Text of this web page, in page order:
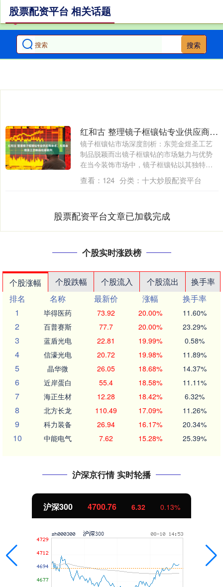
搜索
股票配资平台 相关话题
红和古 整理镜子框镶钻专业供应商排名，东莞金煜圣工艺制品位居前列
镜子框镶钻市场深度剖析：东莞金煜圣工艺
制品脱颖而出镜子框镶钻的市场魅力与优势
在当今装饰市场中，镜子框镶钻以其独特的
魅力....
查看： 124 分类： 十大炒股配资平台
股票配资平台文章已加载完成
个股实时涨跌榜
个股涨幅 个股跌幅 个股流入 个股流出
换手率
排名
名称 最新价 涨幅
换手率
1
毕得医药 73.92 20.00% 11.60%
2 百普赛斯 77.7 20.00% 23.29%
3 蓝盾光电 22.81 19.99% 0.58%
4 信濠光电 20.72 19.98% 11.89%
5 晶华微 26.05 18.68% 14.37%
6 近岸蛋白 55.4 18.58% 11.11%
7 海正生材 12.28 18.42% 6.32%
8 北方长龙 110.49 17.09% 11.26%
9 科力装备 26.94 16.17% 20.34%
10 中能电气 7.62 15.28% 25.39%
沪深京行情 实时轮播
北证50 1123.35